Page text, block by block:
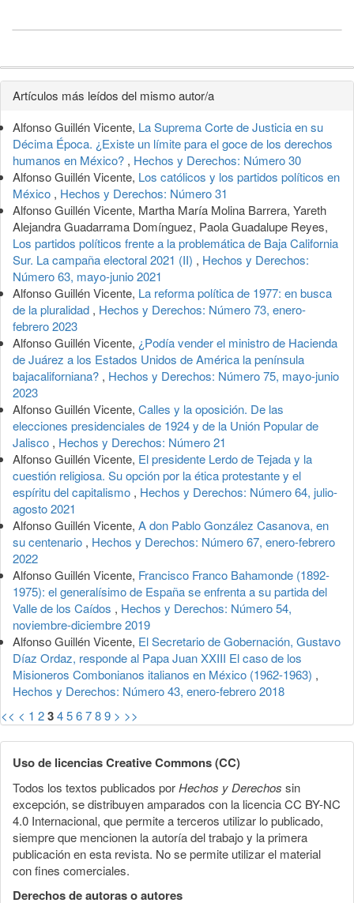
Detalles
del
artículo
Artículos más leídos del mismo autor/a
Alfonso Guillén Vicente, La Suprema Corte de Justicia en su
Décima Época. ¿Existe un límite para el goce de los derechos
humanos en México? , Hechos y Derechos: Número 30
Alfonso Guillén Vicente, Los católicos y los partidos políticos en
México , Hechos y Derechos: Número 31
Alfonso Guillén Vicente, Martha María Molina Barrera, Yareth
Alejandra Guadarrama Domínguez, Paola Guadalupe Reyes,
Los partidos políticos frente a la problemática de Baja California
Sur. La campaña electoral 2021 (II) , Hechos y Derechos:
Número 63, mayo-junio 2021
Alfonso Guillén Vicente, La reforma política de 1977: en busca
de la pluralidad , Hechos y Derechos: Número 73, enero-
febrero 2023
Alfonso Guillén Vicente, ¿Podía vender el ministro de Hacienda
de Juárez a los Estados Unidos de América la península
bajacaliforniana? , Hechos y Derechos: Número 75, mayo-junio
2023
Alfonso Guillén Vicente, Calles y la oposición. De las
elecciones presidenciales de 1924 y de la Unión Popular de
Jalisco , Hechos y Derechos: Número 21
Alfonso Guillén Vicente, El presidente Lerdo de Tejada y la
cuestión religiosa. Su opción por la ética protestante y el
espíritu del capitalismo , Hechos y Derechos: Número 64, julio-
agosto 2021
Alfonso Guillén Vicente, A don Pablo González Casanova, en
su centenario , Hechos y Derechos: Número 67, enero-febrero
2022
Alfonso Guillén Vicente, Francisco Franco Bahamonde (1892-
1975): el generalísimo de España se enfrenta a su partida del
Valle de los Caídos , Hechos y Derechos: Número 54,
noviembre-diciembre 2019
Alfonso Guillén Vicente, El Secretario de Gobernación, Gustavo
Díaz Ordaz, responde al Papa Juan XXIII El caso de los
Misioneros Combonianos italianos en México (1962-1963) ,
Hechos y Derechos: Número 43, enero-febrero 2018
<< < 1 23456789 > >>
Uso de licencias Creative Commons (CC)
Todos los textos publicados porHechos y Derechos sin
excepción, se distribuyen amparados con la licencia CC BY-NC
4.0 Internacional, que permite a terceros utilizar lo publicado,
siempre que mencionen la autoría del trabajo y la primera
publicación en esta revista. No se permite utilizar el material
con fines comerciales.
Derechos de autoras o autores